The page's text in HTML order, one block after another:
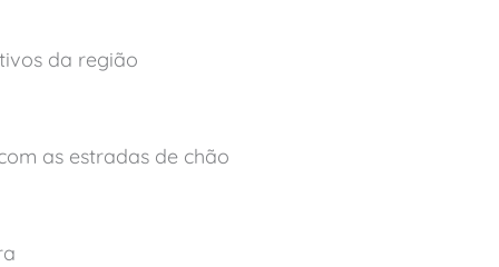
da região
as estradas de chão